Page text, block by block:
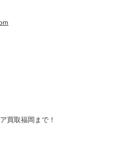
買取福岡まで！